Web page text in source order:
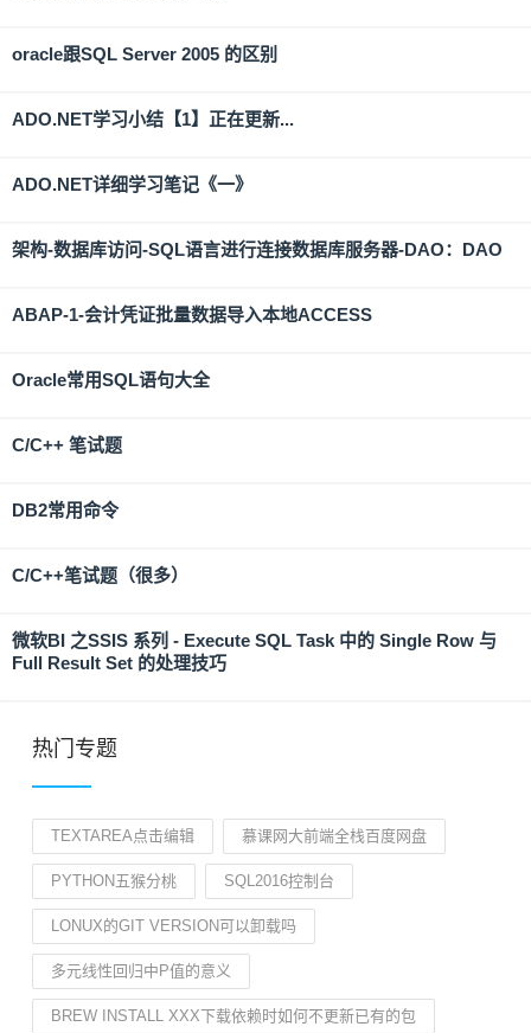
oracle跟SQL Server 2005 的区别
ADO.NET学习小结【1】正在更新...
ADO.NET详细学习笔记《一》
架构-数据库访问-SQL语言进行连接数据库服务器-DAO：DAO
ABAP-1-会计凭证批量数据导入本地ACCESS
Oracle常用SQL语句大全
C/C++ 笔试题
DB2常用命令
C/C++笔试题（很多）
微软BI 之SSIS 系列 - Execute SQL Task 中的 Single Row 与
Full Result Set 的处理技巧
热门专题
TEXTAREA点击编辑 慕课网大前端全栈百度网盘
PYTHON五猴分桃 SQL2016控制台
LONUX的GIT VERSION可以卸载吗
多元线性回归中P值的意义
BREW INSTALL XXX下载依赖时如何不更新已有的包